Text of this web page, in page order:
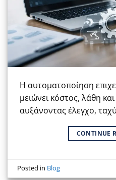
Η αυτοματοποίηση
μειώνει κόστος, λάθη
αυξάνοντας έλεγχο,
CONTINUE
Posted in Blog